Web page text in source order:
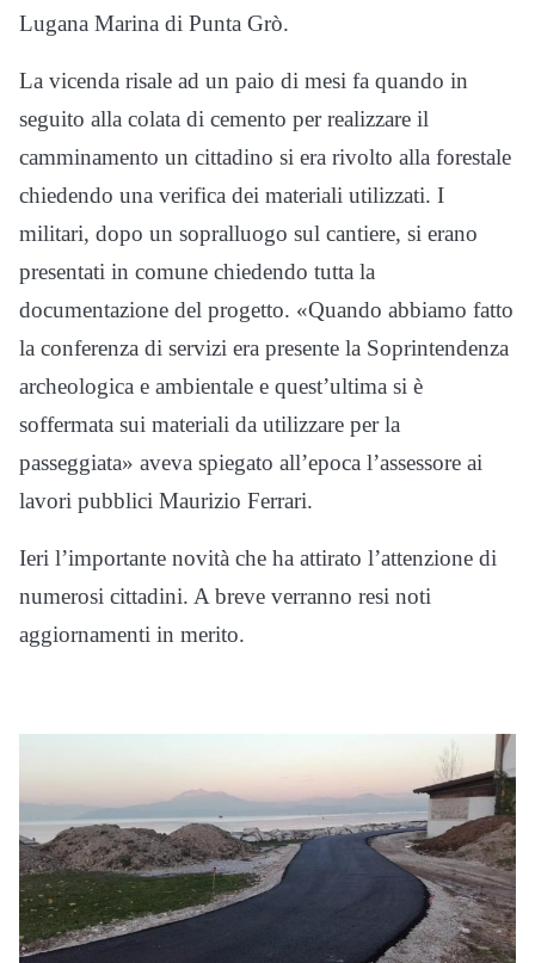
Lugana Marina di Punta Grò.
La vicenda risale ad un paio di mesi fa quando in
seguito alla colata di cemento per realizzare il
camminamento un cittadino si era rivolto alla forestale
chiedendo una verifica dei materiali utilizzati. I
militari, dopo un sopralluogo sul cantiere, si erano
presentati in comune chiedendo tutta la
documentazione del progetto. «Quando abbiamo fatto
la conferenza di servizi era presente la Soprintendenza
archeologica e ambientale e quest’ultima si è
soffermata sui materiali da utilizzare per la
passeggiata» aveva spiegato all’epoca l’assessore ai
lavori pubblici Maurizio Ferrari.
Ieri l’importante novità che ha attirato l’attenzione di
numerosi cittadini. A breve verranno resi noti
aggiornamenti in merito.